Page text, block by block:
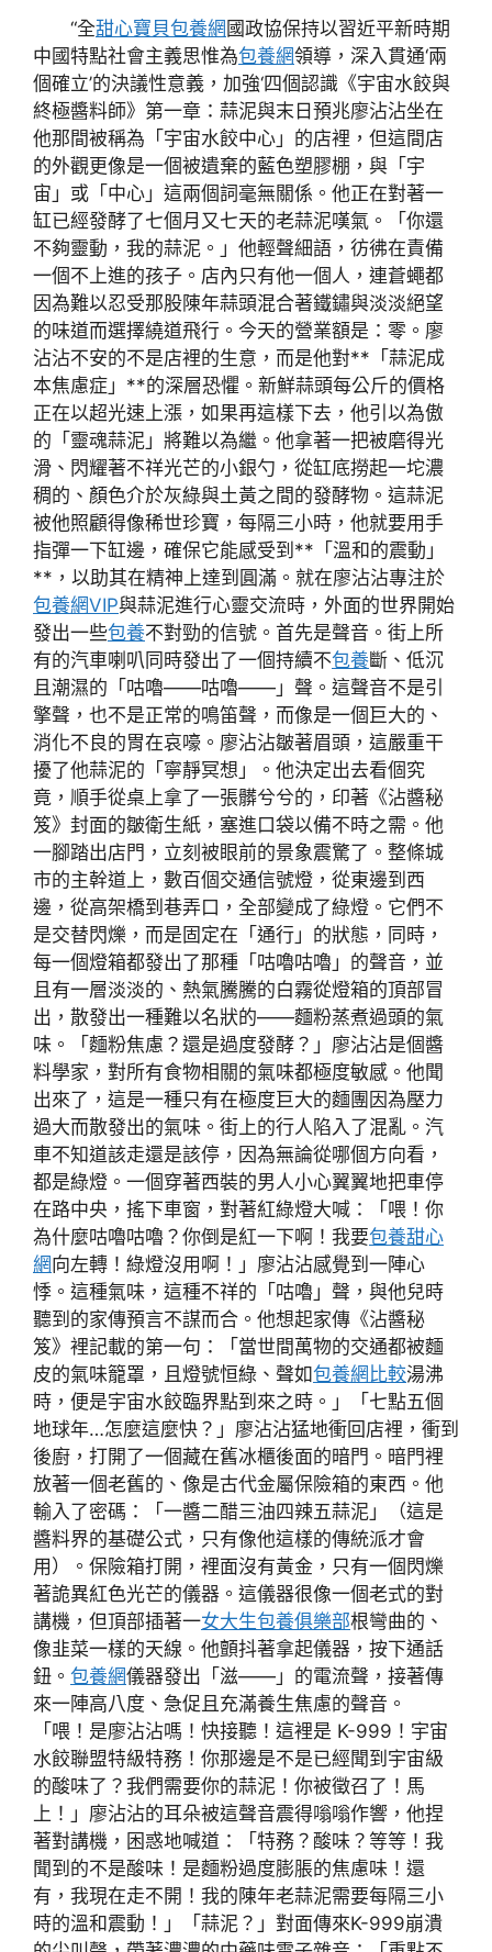
“全甜心寶貝包養網 國政協保持以習近平新時期
中國特點社會主義思惟為包養網領導，深入貫通‘兩
個確立’的決議性意義，加強‘四個認識《宇宙水餃與
終極醬料師》第一章：蒜泥與末日預兆廖沾沾坐在
他那間被稱為「宇宙水餃中心」的店裡，但這間店
的外觀更像是一個被遺棄的藍色塑膠棚，與「宇
宙」或「中心」這兩個詞毫無關係。他正在對著一
缸已經發酵了七個月又七天的老蒜泥嘆氣。「你還
不夠靈動，我的蒜泥。」他輕聲細語，彷彿在責備
一個不上進的孩子。店內只有他一個人，連蒼蠅都
因為難以忍受那股陳年蒜頭混合著鐵鏽與淡淡絕望
的味道而選擇繞道飛行。今天的營業額是：零。廖
沾沾不安的不是店裡的生意，而是他對**「蒜泥成
本焦慮症」**的深層恐懼。新鮮蒜頭每公斤的價格
正在以超光速上漲，如果再這樣下去，他引以為傲
的「靈魂蒜泥」將難以為繼。他拿著一把被磨得光
滑、閃耀著不祥光芒的小銀勺，從缸底撈起一坨濃
稠的、顏色介於灰綠與土黃之間的發酵物。這蒜泥
被他照顧得像稀世珍寶，每隔三小時，他就要用手
指彈一下缸邊，確保它能感受到**「溫和的震動」
**，以助其在精神上達到圓滿。就在廖沾沾專注於
包養網VIP與蒜泥進行心靈交流時，外面的世界開始
發出一些包養不對勁的信號。首先是聲音。街上所
有的汽車喇叭同時發出了一個持續不包養斷、低沉
且潮濕的「咕嚕——咕嚕——」聲。這聲音不是引
擎聲，也不是正常的鳴笛聲，而像是一個巨大的、
消化不良的胃在哀嚎。廖沾沾皺著眉頭，這嚴重干
擾了他蒜泥的「寧靜冥想」。他決定出去看個究
竟，順手從桌上拿了一張髒兮兮的，印著《沾醬秘
笈》封面的皺衛生紙，塞進口袋以備不時之需。他
一腳踏出店門，立刻被眼前的景象震驚了。整條城
市的主幹道上，數百個交通信號燈，從東邊到西
邊，從高架橋到巷弄口，全部變成了綠燈。它們不
是交替閃爍，而是固定在「通行」的狀態，同時，
每一個燈箱都發出了那種「咕嚕咕嚕」的聲音，並
且有一層淡淡的、熱氣騰騰的白霧從燈箱的頂部冒
出，散發出一種難以名狀的——麵粉蒸煮過頭的氣
味。「麵粉焦慮？還是過度發酵？」廖沾沾是個醬
料學家，對所有食物相關的氣味都極度敏感。他聞
出來了，這是一種只有在極度巨大的麵團因為壓力
過大而散發出的氣味。街上的行人陷入了混亂。汽
車不知道該走還是該停，因為無論從哪個方向看，
都是綠燈。一個穿著西裝的男人小心翼翼地把車停
在路中央，搖下車窗，對著紅綠燈大喊：「喂！你
為什麼咕嚕咕嚕？你倒是紅一下啊！我要包養甜心
網向左轉！綠燈沒用啊！」廖沾沾感覺到一陣心
悸。這種氣味，這種不祥的「咕嚕」聲，與他兒時
聽到的家傳預言不謀而合。他想起家傳《沾醬秘
笈》裡記載的第一句：「當世間萬物的交通都被麵
皮的氣味籠罩，且燈號恒綠、聲如包養網比較湯沸
時，便是宇宙水餃臨界點到來之時。」「七點五個
地球年…怎麼這麼快？」廖沾沾猛地衝回店裡，衝到
後廚，打開了一個藏在舊冰櫃後面的暗門。暗門裡
放著一個老舊的、像是古代金屬保險箱的東西。他
輸入了密碼：「一醬二醋三油四辣五蒜泥」（這是
醬料界的基礎公式，只有像他這樣的傳統派才會
用）。保險箱打開，裡面沒有黃金，只有一個閃爍
著詭異紅色光芒的儀器。這儀器很像一個老式的對
講機，但頂部插著一女大生包養俱樂部根彎曲的、
像韭菜一樣的天線。他顫抖著拿起儀器，按下通話
鈕。 包養網儀器發出「滋——」的電流聲，接著傳
來一陣高八度、急促且充滿養生焦慮的聲音。
「喂！是廖沾沾嗎！快接聽！這裡是 K-999！宇宙
水餃聯盟特級特務！你那邊是不是已經聞到宇宙級
的酸味了？我們需要你的蒜泥！你被徵召了！馬
上！」廖沾沾的耳朵被這聲音震得嗡嗡作響，他捏
著對講機，困惑地喊道：「特務？酸味？等等！我
聞到的不是酸味！是麵粉過度膨脹的焦慮味！還
有，我現在走不開！我的陳年老蒜泥需要每隔三小
時的溫和震動！」「蒜泥？」對面傳來K-999崩潰